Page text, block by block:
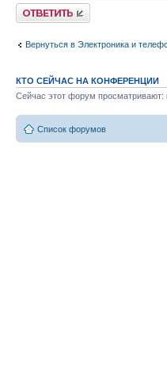
Ответить
Вернуться в Электроника и
КТО СЕЙЧАС НА КОНФЕРЕНЦИИ
Сейчас этот форум просматривают:
Список форумов